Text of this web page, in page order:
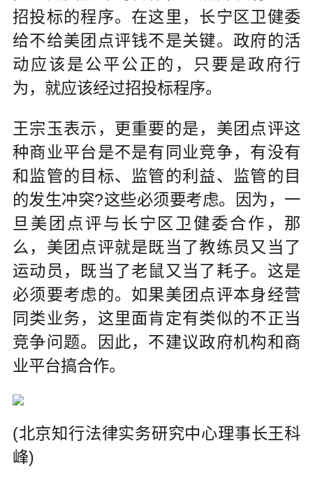
招投标的程序。在这里，长宁区卫健委
给不给美团点评钱不是关键。政府的活
动应该是公平公正的，只要是政府行
为，就应该经过招投标程序。
王宗玉表示，更重要的是，美团点评这
种商业平台是不是有同业竞争，有没有
和监管的目标、监管的利益、监管的目
的发生冲突?这些必须要考虑。因为，一
旦美团点评与长宁区卫健委合作，那
么，美团点评就是既当了教练员又当了
运动员，既当了老鼠又当了耗子。这是
必须要考虑的。如果美团点评本身经营
同类业务，这里面肯定有类似的不正当
竞争问题。因此，不建议政府机构和商
业平台搞合作。
(北京知行法律实务研究中心理事长王科
峰)